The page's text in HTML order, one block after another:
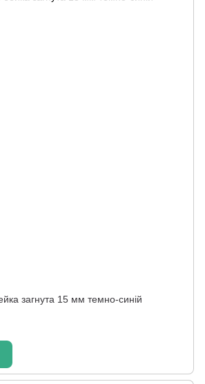
загнута 15 мм темно-синій